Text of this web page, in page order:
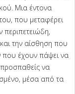
Μια έντονα
που μεταφέρει
την αίσθηση που
έχουν πάψει να
προσπαθείς να
μέσα από τα